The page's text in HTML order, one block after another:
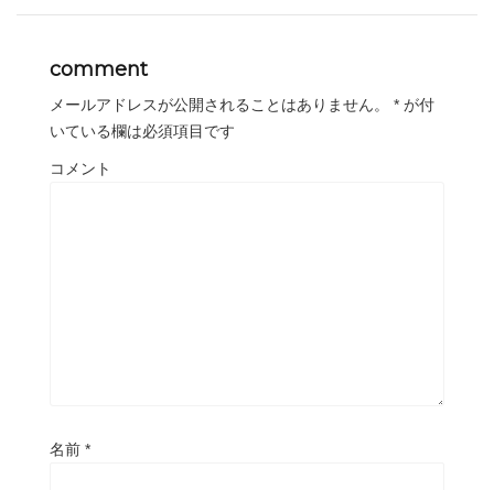
comment
メールアドレスが公開されることはありません。 * が付
いている欄は必須項目です
コメント
名前 *